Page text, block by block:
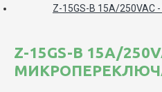
Z-15GS-B 15A/250VAC
Z-15GS-B 15A/